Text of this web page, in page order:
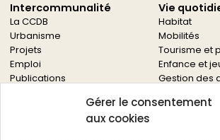
Gérer le consentement
aux cookies
Intercommunalité
La CCDB
Urbanisme
Projets
Emploi
Publications
Vie
Habitat
Mobilités
Tourisme et
Enfance et
Gestion des
Culture